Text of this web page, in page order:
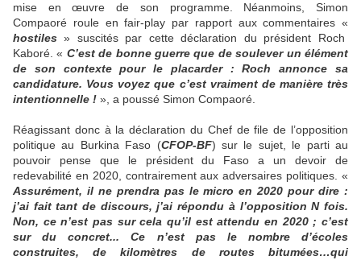
mise en œuvre de son programme. Néanmoins, Simon
Compaoré roule en fair-play par rapport aux commentaires «
hostiles » suscités par cette déclaration du président Roch
Kaboré. « C’est de bonne guerre que de soulever un élément
de son contexte pour le placarder : Roch annonce sa
candidature. Vous voyez que c’est vraiment de manière très
intentionnelle ! », a poussé Simon Compaoré.
Réagissant donc à la déclaration du Chef de file de l’opposition
politique au Burkina Faso (CFOP-BF) sur le sujet, le parti au
pouvoir pense que le président du Faso a un devoir de
redevabilité en 2020, contrairement aux adversaires politiques. «
Assurément, il ne prendra pas le micro en 2020 pour dire :
j’ai fait tant de discours, j’ai répondu à l’opposition N fois.
Non, ce n’est pas sur cela qu’il est attendu en 2020 ; c’est
sur du concret... Ce n’est pas le nombre d’écoles
construites, de kilomètres de routes bitumées…qui